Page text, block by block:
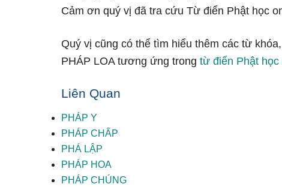
Cảm ơn quý vị đã tra cứu Từ điển Phật học
Quý vị cũng có thể tìm hiểu thêm các từ
PHÁP LOA tương ứng trong từ điển Phật học
Liên Quan
PHÁP Y
PHÁP CHẤP
PHÁ LẬP
PHÁP HOA
PHÁP CHÚNG